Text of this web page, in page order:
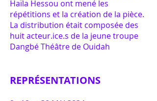
Haïla Hessou ont mené les
répétitions et la création de la pièce.
La distribution était composée des
huit acteur.ice.s de la jeune troupe
Dangbé Théâtre de Ouidah
REPRÉSENTATIONS